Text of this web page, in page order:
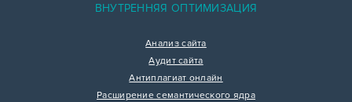
ВНУТРЕННЯЯ ОПТИМИЗАЦИЯ
Анализ сайта
Аудит сайта
Антиплагиат онлайн
Расширение семантического ядра